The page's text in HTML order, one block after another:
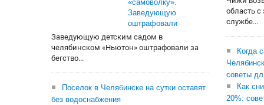
«самоволку».
Заведующую
оштрафовали
Заведующую детским садом в
челябинском «Ньютон» оштрафовали за
бегство...
Поселок в Челябинске на сутки оставят
без водоснабжения
область
службе...
Когда
советы
Как
20%: